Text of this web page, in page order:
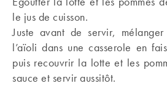
le jus de cuisson.
Juste avant de servir,
l’aïoli dans une casserole en
puis recouvrir la lotte et les
sauce et servir aussitôt.